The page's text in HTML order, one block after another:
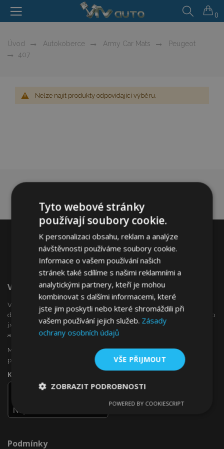
0
Úvod Autokoberce Army Car Mats
Peugeot
407
Nelze najít produkty odpovídající výběru.
Vítejte Na VTVauto.cz
VTVauto je maloobchodním prodejcem a velkoobchodním
dodavatelem autopříslušenství a autodoplňků v Evropě, jako
jsou např .: ozdobné kryty kol (poklice), okenní deflektory,
autopotahy, autorohože, chromové kryty a rámy, ...
Máte zájem o dropshipping, nebo se chcete stát naším
partnerem?
Kontaktujte nás ještě dnes!
Podmínky
Tyto webové stránky
používají soubory cookie.
K personalizaci obsahu, reklam a analýze
návštěvnosti používáme soubory cookie.
Informace o vašem používání našich
stránek také sdílíme s našimi reklamními a
analytickými partnery, kteří je mohou
kombinovat s dalšími informacemi, které
jste jim poskytli nebo které shromáždili při
vašem používání jejich služeb. Zásady
ochrany osobních údajů
VŠE PŘIJMOUT
ZOBRAZIT PODROBNOSTI
nutné
Výkonové
soubory
Soubory
POWERED BY COOKIESCRIPT